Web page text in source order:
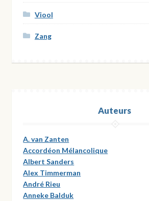
Viool
Zang
Auteurs
A. van Zanten
Accordéon Mélancolique
Albert Sanders
Alex Timmerman
André Rieu
Anneke Balduk